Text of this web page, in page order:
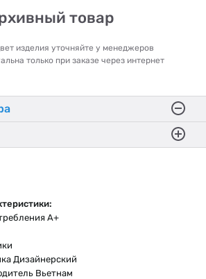
товар
изделия уточняйте у менеджеров
только при заказе через интернет
A+
Дизайнерский
Вьетнам